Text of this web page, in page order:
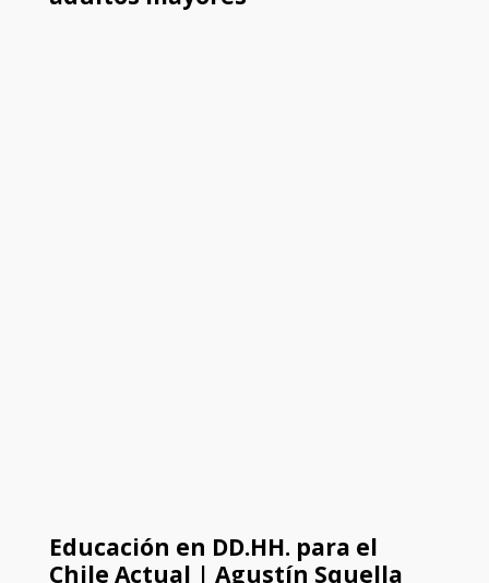
Educación en DD.HH. para el
Chile Actual | Agustín Squella